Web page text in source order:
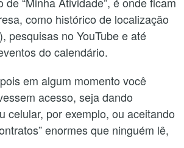
como histórico de localização
pesquisas no YouTube e até
do calendário.
em algum momento você
acesso, seja dando
celular, por exemplo, ou aceitando
enormes que ninguém lê,